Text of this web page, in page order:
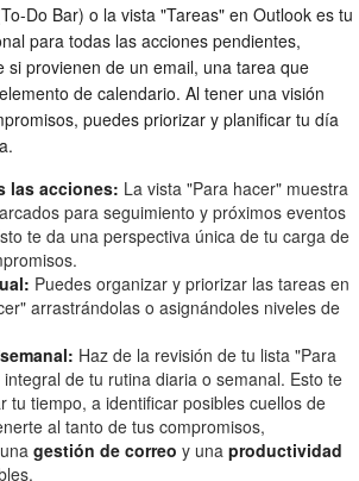
Do Bar) o la vista "Tareas" en Outlook es tu
para todas las acciones pendientes,
si provienen de un email, una tarea que
de calendario. Al tener una visión
puedes priorizar y planificar tu día
las acciones: La vista "Para hacer" muestra
para seguimiento y próximos eventos
te da una perspectiva única de tu carga de
Puedes organizar y priorizar las tareas en
arrastrándolas o asignándoles niveles de
Haz de la revisión de tu lista "Para
de tu rutina diaria o semanal. Esto te
tu tiempo, a identificar posibles cuellos de
al tanto de tus compromisos,
gestión de correo y una productividad